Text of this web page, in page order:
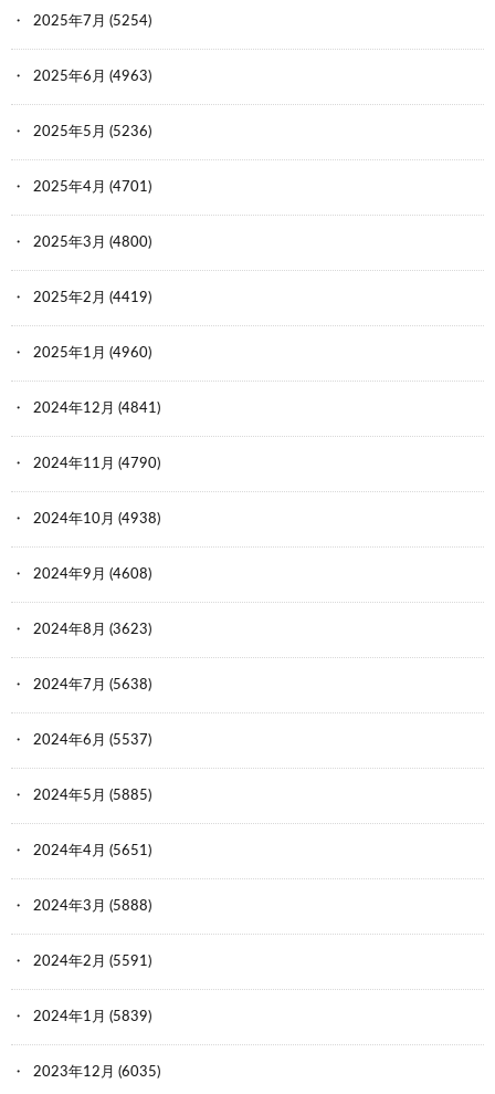
2025年7月 (5254)
2025年6月 (4963)
2025年5月 (5236)
2025年4月 (4701)
2025年3月 (4800)
2025年2月 (4419)
2025年1月 (4960)
2024年12月 (4841)
2024年11月 (4790)
2024年10月 (4938)
2024年9月 (4608)
2024年8月 (3623)
2024年7月 (5638)
2024年6月 (5537)
2024年5月 (5885)
2024年4月 (5651)
2024年3月 (5888)
2024年2月 (5591)
2024年1月 (5839)
2023年12月 (6035)